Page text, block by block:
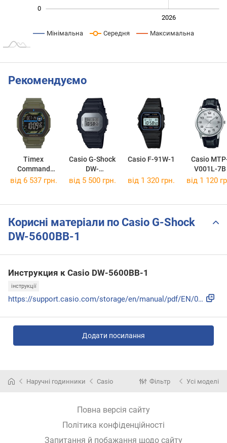
0
2026
Мінімальна Середня Максимальна
Рекомендуємо
Timex
Command
Encounter
Casio G-Shock
DW-
5600BBMA-1
Casio F-91W-1
Casio
V001L-7B
від 6 537 грн. від 5 500 грн. від 1 320 грн. від 1 120
Корисні матеріали по Casio G-Shock
DW-5600BB-1
Инструкция к Casio DW-5600BB-1
інструкції
https://support.casio.com/storage/en/manual/pdf/EN/009/qw32...
Додати посилання
Наручні годинники Casio Фільтр Усі моделі
Повна версія сайту
Політика конфіденційності
Запитання й побажання щодо сайту